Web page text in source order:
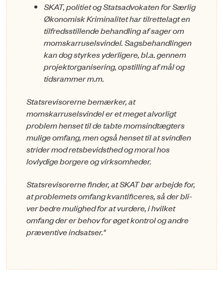
SKAT, politiet og Statsadvokaten for Særlig
Økonomisk Kriminalitet har tilrettelagt en
tilfredsstillende behandling af sager om
momskarruselsvindel. Sagsbehandlingen
kan dog styrkes yderligere, bl.a. gennem
projektorganisering, opstilling af mål og
tidsrammer m.m.
Statsrevisorerne bemærker, at
momskarruselsvindel er et meget alvorligt
problem henset til de tabte momsindtægters
mulige omfang, men også henset til at svindlen
strider mod retsbevidsthed og moral hos
lovlydige borgere og virksomheder.
Statsrevisorerne finder, at SKAT bør arbejde for,
at problemets omfang kvantificeres, så der bli-
ver bedre mulighed for at vurdere, i hvilket
omfang der er behov for øget kontrol og andre
præventive indsatser."